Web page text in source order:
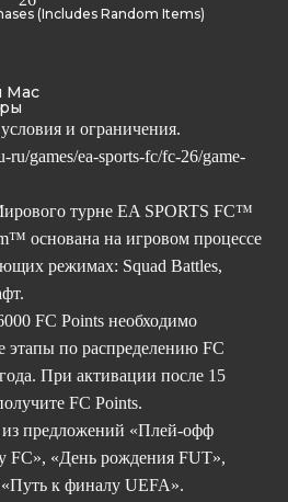
(Includes Random Items)
Mac
и ограничения.
ru/games/ea-sports-fc/fc-26/game-
турне EA SPORTS FC™
основана на игровом процессе
режимах: Squad Battles,
FC Points необходимо
этапы по распределению FC
При активации после 15
FC Points.
предложений «Плей-офф
FC», «День рождения FUT»,
к финалу UEFA».